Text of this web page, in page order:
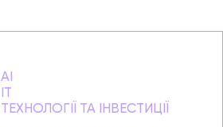
AI
IT
ТЕХНОЛОГІЇ ТА ІНВЕСТИЦІЇ